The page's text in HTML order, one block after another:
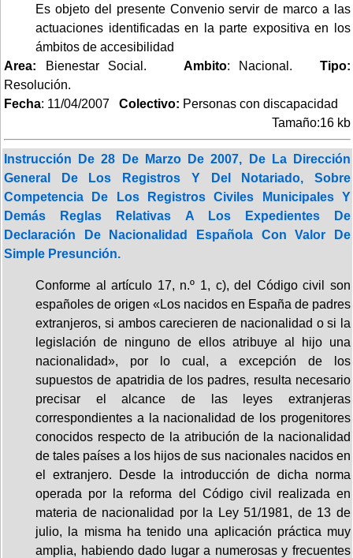
Es objeto del presente Convenio servir de marco a las
actuaciones identificadas en la parte expositiva en los
ámbitos de accesibilidad
Area: Bienestar Social. Ambito: Nacional.Tipo:
Resolución.
Fecha: 11/04/2007 Colectivo: Personas con discapacidad
Tamaño:16 kb
Instrucción De 28 De Marzo De 2007, De La Dirección
General De Los Registros Y Del Notariado, Sobre
Competencia De Los Registros Civiles Municipales Y
Demás Reglas Relativas A Los Expedientes De
Declaración De Nacionalidad Española Con Valor De
Simple Presunción.
Conforme al artículo 17, n.º 1, c), del Código civil son
españoles de origen «Los nacidos en España de padres
extranjeros, si ambos carecieren de nacionalidad o si la
legislación de ninguno de ellos atribuye al hijo una
nacionalidad», por lo cual, a excepción de los
supuestos de apatridia de los padres, resulta necesario
precisar el alcance de las leyes extranjeras
correspondientes a la nacionalidad de los progenitores
conocidos respecto de la atribución de la nacionalidad
de tales países a los hijos de sus nacionales nacidos en
el extranjero. Desde la introducción de dicha norma
operada por la reforma del Código civil realizada en
materia de nacionalidad por la Ley 51/1981, de 13 de
julio, la misma ha tenido una aplicación práctica muy
amplia, habiendo dado lugar a numerosas y frecuentes